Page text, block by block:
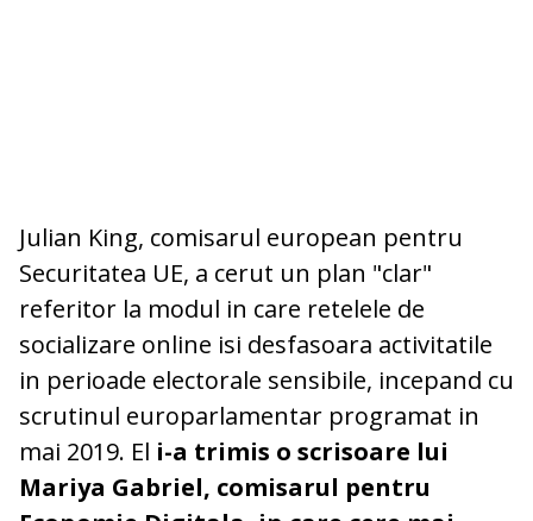
Julian King, comisarul european pentru
Securitatea UE, a cerut un plan "clar"
referitor la modul in care retelele de
socializare online isi desfasoara activitatile
in perioade electorale sensibile, incepand cu
scrutinul europarlamentar programat in
mai 2019. El i-a trimis o scrisoare lui
Mariya Gabriel, comisarul pentru